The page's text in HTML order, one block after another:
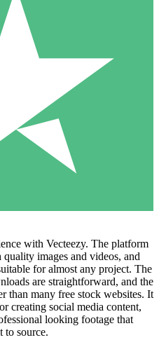
with Vecteezy. The platform
images and videos, and
for almost any project. The
are straightforward, and the
than many free stock websites. It
creating social media content,
looking footage that
to source.